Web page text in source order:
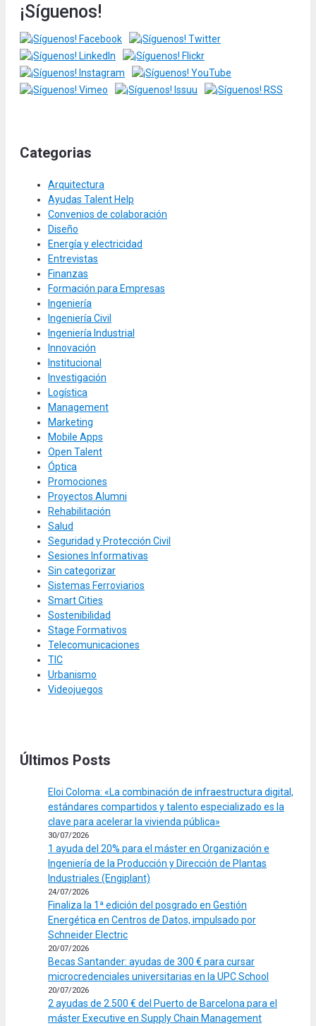
¡Síguenos!
Categorias
Arquitectura
Ayudas Talent Help
Convenios de colaboración
Diseño
Energía y electricidad
Entrevistas
Finanzas
Formación para Empresas
Ingeniería
Ingeniería Civil
Ingeniería Industrial
Innovación
Institucional
Investigación
Logística
Management
Marketing
Mobile Apps
Open Talent
Óptica
Promociones
Proyectos Alumni
Rehabilitación
Salud
Seguridad y Protección Civil
Sesiones Informativas
Sin categorizar
Sistemas Ferroviarios
Smart Cities
Sostenibilidad
Stage Formativos
Telecomunicaciones
TIC
Urbanismo
Videojuegos
Últimos Posts
Eloi Coloma: «La combinación de infraestructura digital,
estándares compartidos y talento especializado es la
clave para acelerar la vivienda pública»
30/07/2026
1 ayuda del 20% para el máster en Organización e
Ingeniería de la Producción y Dirección de Plantas
Industriales (Engiplant)
24/07/2026
Finaliza la 1ª edición del posgrado en Gestión
Energética en Centros de Datos, impulsado por
Schneider Electric
20/07/2026
Becas Santander: ayudas de 300 € para cursar
microcredenciales universitarias en la UPC School
20/07/2026
2 ayudas de 2.500 € del Puerto de Barcelona para el
máster Executive en Supply Chain Management